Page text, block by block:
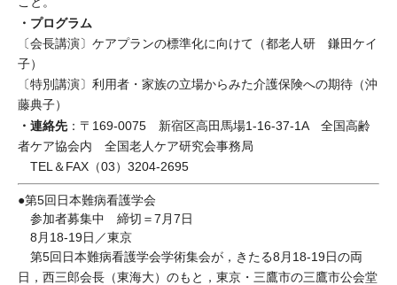
・プログラム
〔会長講演〕ケアプランの標準化に向けて（都老人研 鎌田ケイ
子）
〔特別講演〕利用者・家族の立場からみた介護保険への期待（沖
藤典子）
・連絡先：〒169-0075 新宿区高田馬場1-16-37-1A 全国高齢
者ケア協会内 全国老人ケア研究会事務局
TEL＆FAX（03）3204-2695
●第5回日本難病看護学会
参加者募集中 締切＝7月7日
8月18-19日／東京
第5回日本難病看護学会学術集会が，きたる8月18-19日の両
日，西三郎会長（東海大）のもと，東京・三鷹市の三鷹市公会堂